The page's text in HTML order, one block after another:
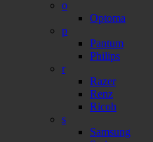
o
Optoma
p
Pantum
Philips
r
Razer
Renz
Ricoh
s
Samsung